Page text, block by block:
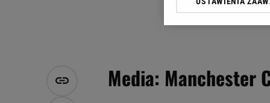
Media: Manchester
Klikając „Akceptuję”
Zaufanych Partnerów i
My, nasi Zaufani